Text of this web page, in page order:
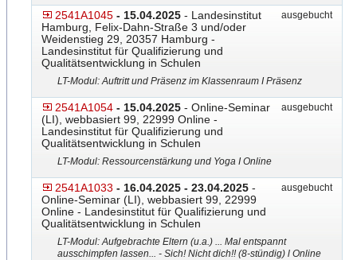
2541A1045 - 15.04.2025 - Landesinstitut
Hamburg, Felix-Dahn-Straße 3 und/oder
Weidenstieg 29, 20357 Hamburg -
Landesinstitut für Qualifizierung und
Qualitätsentwicklung in Schulen
ausgebucht
LT-Modul: Auftritt und Präsenz im Klassenraum I Präsenz
2541A1054 - 15.04.2025 - Online-Seminar
(LI), webbasiert 99, 22999 Online -
Landesinstitut für Qualifizierung und
Qualitätsentwicklung in Schulen
ausgebucht
LT-Modul: Ressourcenstärkung und Yoga I Online
2541A1033 - 16.04.2025 - 23.04.2025 -
Online-Seminar (LI), webbasiert 99, 22999
Online - Landesinstitut für Qualifizierung und
Qualitätsentwicklung in Schulen
ausgebucht
LT-Modul: Aufgebrachte Eltern (u.a.) ... Mal entspannt
ausschimpfen lassen... - Sich! Nicht dich!! (8-stündig) l Online